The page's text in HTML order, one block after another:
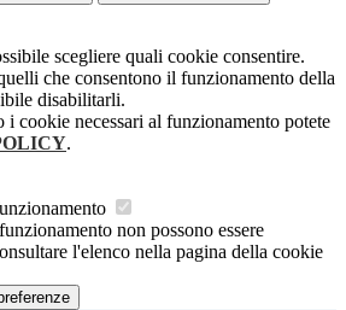
scegliere quali cookie consentire.
che consentono il funzionamento della
disabilitarli.
i cookie necessari al funzionamento potete
.
non possono essere
l'elenco nella pagina della cookie